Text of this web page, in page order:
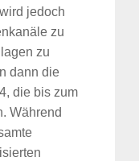
jedoch
zu
zu
dann die
die bis zum
Während